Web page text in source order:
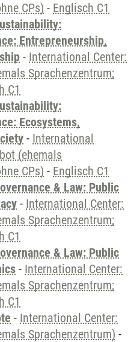
CPs) - Englisch C1
Entrepreneurship,
- International Center:
Sprachenzentrum;
C1
Ecosystems,
- International
(ehemals
CPs) - Englisch C1
& Law: Public
- International Center:
Sprachenzentrum;
C1
& Law: Public
- International Center:
Sprachenzentrum;
C1
- International Center:
Sprachenzentrum) -